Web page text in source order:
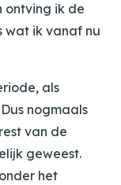
ontving ik de
wat ik vanaf nu
als
nogmaals
van de
geweest.
het